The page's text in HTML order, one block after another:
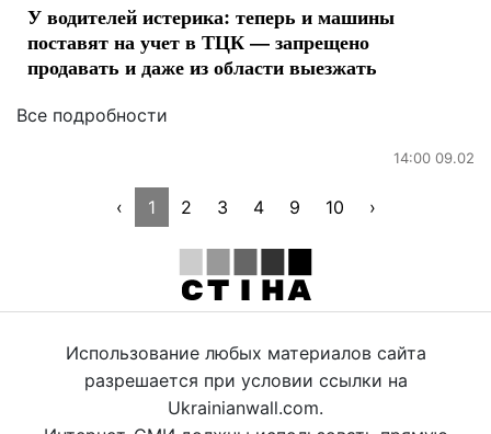
У водителей истерика: теперь и машины
поставят на учет в ТЦК — запрещено
продавать и даже из области выезжать
Все подробности
14:00 09.02
‹ 1 2 3 4 9 10 ›
Использование любых материалов сайта
разрешается при условии ссылки на
Ukrainianwall.com.